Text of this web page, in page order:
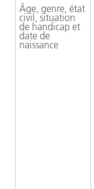
Âge, genre, état
civil, situation
de handicap et
date de
naissance